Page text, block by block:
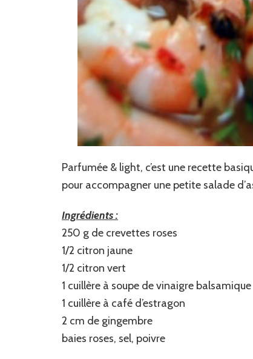
Parfumée & light, c’est une recette
pour accompagner une petite salade
Ingrédients :
250 g de crevettes roses
1/2 citron jaune
1/2 citron vert
1 cuillère à soupe de vinaigre balsamique
1 cuillère à café d’estragon
2 cm de gingembre
baies roses, sel, poivre